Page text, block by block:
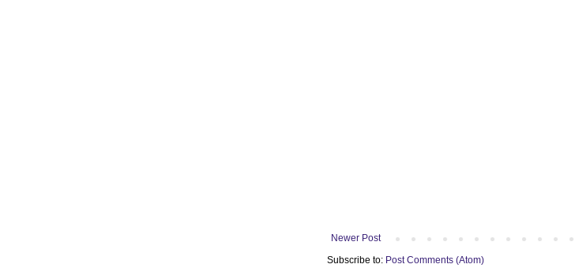
Newer Post
Subscribe to: Post Comments (Atom)